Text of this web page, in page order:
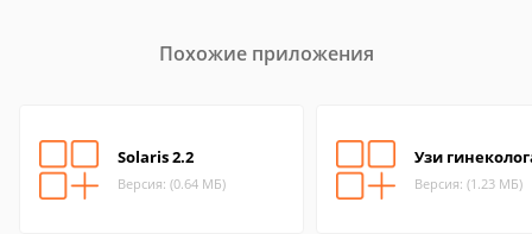
Похожие приложения
Solaris 2.2
Версия: (0.64 МБ)
Узи
Версия: (1.23 МБ)